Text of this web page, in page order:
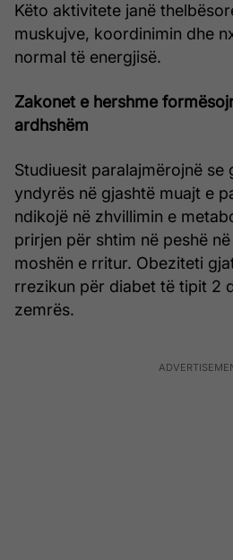
Këto aktivitete janë
muskujve, koordinimin dhe
normal të energjisë.
Zakonet e hershme
ardhshëm
Studiuesit paralajmërojnë se
yndyrës në gjashtë muajt e
ndikojë në zhvillimin e
prirjen për shtim në peshë
moshën e rritur. Obeziteti
rrezikun për diabet të tipit 2
zemrës.